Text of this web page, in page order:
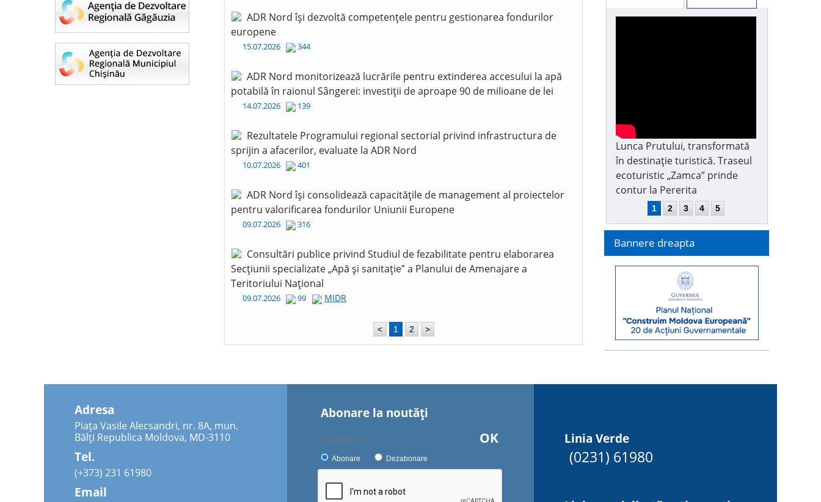
ADR Nord își dezvoltă competențele pentru gestionarea fondurilor
europene
15.07.2026 344
ADR Nord monitorizează lucrările pentru extinderea accesului la apă
potabilă în raionul Sângerei: investiții de aproape 90 de milioane de lei
14.07.2026 139
Rezultatele Programului regional sectorial privind infrastructura de
sprijin a afacerilor, evaluate la ADR Nord
10.07.2026 401
ADR Nord își consolidează capacitățile de management al proiectelor
pentru valorificarea fondurilor Uniunii Europene
09.07.2026 316
Consultări publice privind Studiul de fezabilitate pentru elaborarea
Secțiunii specializate „Apă și sanitație” a Planului de Amenajare a
Teritoriului Național
09.07.2026 99 MIDR
< 1 2 >
Lunca Prutului, transformată
în destinație turistică. Traseul
ecoturistic „Zamca” prinde
contur la Pererita
1 2 3 4 5
Bannere dreapta
Adresa
Piața Vasile Alecsandri, nr. 8A, mun.
Bălți Republica Moldova, MD-3110
Tel.
(+373) 231 61980
Email
Abonare la noutăţi
OK
Abonare Dezabonare
Linia Verde
(0231) 61980